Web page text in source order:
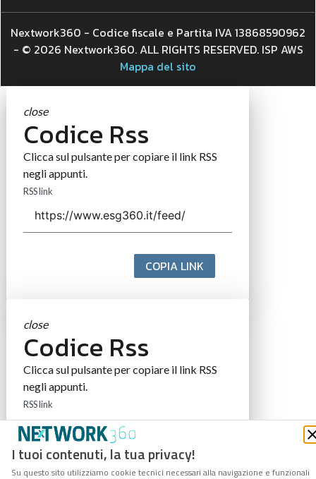
I tuoi contenuti, la tua privacy!
Su questo sito utilizziamo cookie tecnici necessari alla navigazione e funzionali
Nextwork360 - Codice fiscale e Partita IVA 13868590962
- © 2026 Nextwork360. ALL RIGHTS RESERVED. ISP AWS
Mappa del sito
close
Codice Rss
Clicca sul pulsante per copiare il link RSS
negli appunti.
RSS link
COPIA LINK
close
Codice Rss
Clicca sul pulsante per copiare il link RSS
negli appunti.
RSS link